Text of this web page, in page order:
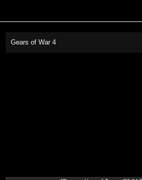
Gears of War 4